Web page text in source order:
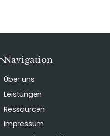
Back
Top
Navigation
Über uns
Leistungen
Ressourcen
Impressum